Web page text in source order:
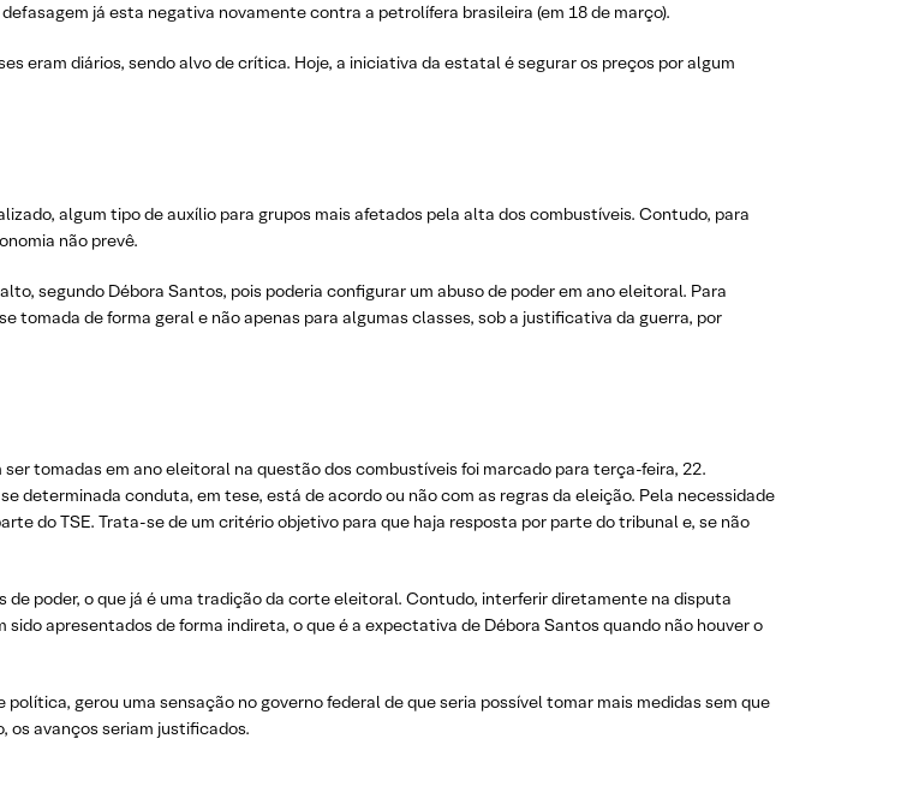
já esta negativa novamente contra a petrolífera brasileira (em 18 de março).
eram diários, sendo alvo de crítica. Hoje, a iniciativa da estatal é segurar os preços por algum
algum tipo de auxílio para grupos mais afetados pela alta dos combustíveis. Contudo, para
não prevê.
segundo Débora Santos, pois poderia configurar um abuso de poder em ano eleitoral. Para
tomada de forma geral e não apenas para algumas classes, sob a justificativa da guerra, por
tomadas em ano eleitoral na questão dos combustíveis foi marcado para terça-feira, 22.
determinada conduta, em tese, está de acordo ou não com as regras da eleição. Pela necessidade
do TSE. Trata-se de um critério objetivo para que haja resposta por parte do tribunal e, se não
poder, o que já é uma tradição da corte eleitoral. Contudo, interferir diretamente na disputa
apresentados de forma indireta, o que é a expectativa de Débora Santos quando não houver o
gerou uma sensação no governo federal de que seria possível tomar mais medidas sem que
os avanços seriam justificados.